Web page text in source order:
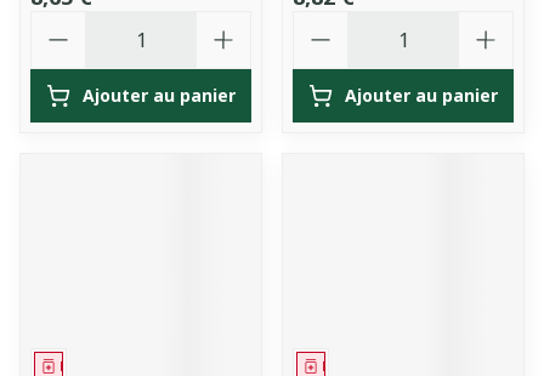
Ajouter au panier Ajouter au panier
Médicament Médicament